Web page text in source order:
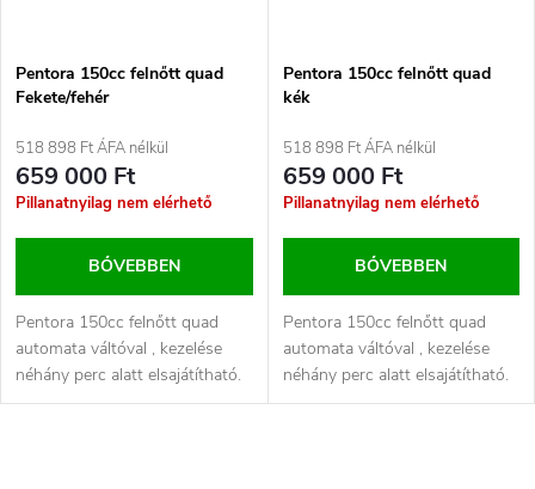
Pentora 150cc felnőtt quad
Fekete/fehér
518 898 Ft ÁFA nélkül
659 000 Ft
Pillanatnyilag nem elérhető
BŐVEBBEN
Pentora 150cc felnőtt quad
automata váltóval , kezelése
néhány perc alatt elsajátítható.
Pentora 150cc felnőtt quad
kék
518 898 Ft ÁFA nélkül
659 000 Ft
Pillanatnyilag nem elérhető
BŐVEBBEN
Pentora 150cc felnőtt quad
automata váltóval , kezelése
néhány perc alatt elsajátítható.